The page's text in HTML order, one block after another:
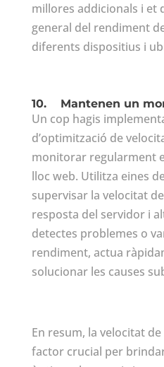
millores addicionals i et
general del rendiment
diferents dispositius i
10. Mantenen un
Un cop hagis
d’optimització de
monitorar regularment
lloc web. Utilitza eines
supervisar la velocitat
resposta del servidor i
detectes problemes o
rendiment, actua
solucionar les causes
En resum, la velocitat
factor crucial per